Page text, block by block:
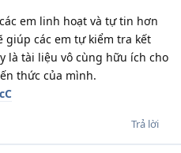
em linh hoạt và tự tin hơn
giúp các em tự kiểm tra kết
là tài liệu vô cùng hữu ích cho
thức của mình.
Trả lời